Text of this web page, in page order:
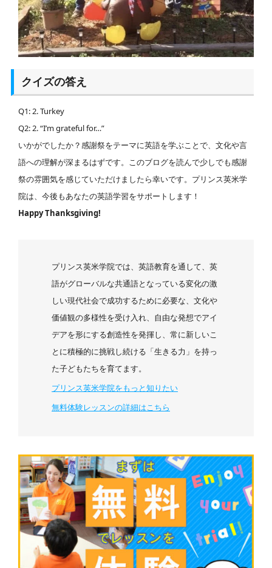
クイズの答え
Q1: 2. Turkey
Q2: 2. “I’m grateful for…”
いかがでしたか？感謝祭をテーマに英語を学ぶことで、文化や言
語への理解が深まるはずです。このブログを読んで少しでも感謝
祭の雰囲気を感じていただけましたら幸いです。プリンス英米学
院は、今後もあなたの英語学習をサポートします！
Happy Thanksgiving!
プリンス英米学院では、英語教育を通して、英
語がグローバルな共通語となっている変化の激
しい現代社会で成功するために必要な、文化や
価値観の多様性を受け入れ、自由な発想でアイ
デアを形にする創造性を発揮し、常に新しいこ
とに積極的に挑戦し続ける「生きる力」を持っ
た子どもたちを育てます。
プリンス英米学院をもっと知りたい
無料体験レッスンの詳細はこちら